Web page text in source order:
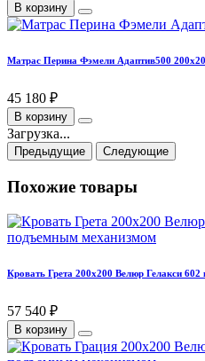
В корзину
Матрас Перина Фэмели Адаптив500
45 180 ₽
В корзину
Загрузка...
Предыдущие Следующие
Похожие товары
Кровать Грета 200х200 Велюр Гелакси
57 540 ₽
В корзину